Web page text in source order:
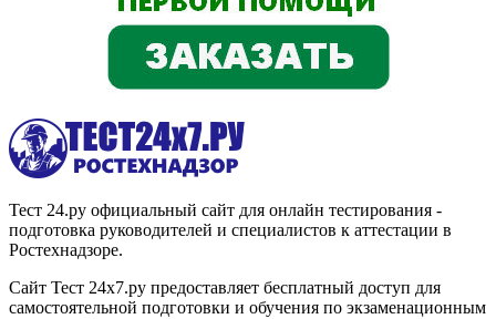
Тест 24.ру официальный сайт для онлайн тестирования -
подготовка руководителей и специалистов к аттестации в
Ростехнадзоре.
Сайт Тест 24х7.ру предоставляет бесплатный доступ для
самостоятельной подготовки и обучения по экзаменационным